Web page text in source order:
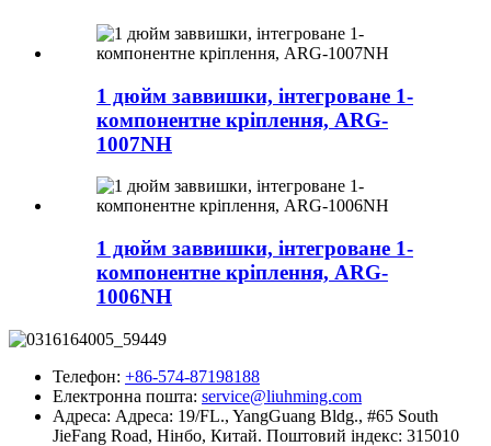
1 дюйм заввишки, інтегроване 1-
компонентне кріплення, ARG-
1007NH
1 дюйм заввишки, інтегроване 1-
компонентне кріплення, ARG-
1006NH
Телефон: +86-574-87198188
Електронна пошта: service@liuhming.com
Адреса: Адреса: 19/FL., YangGuang Bldg., #65 South
JieFang Road, Нінбо, Китай. Поштовий індекс: 315010